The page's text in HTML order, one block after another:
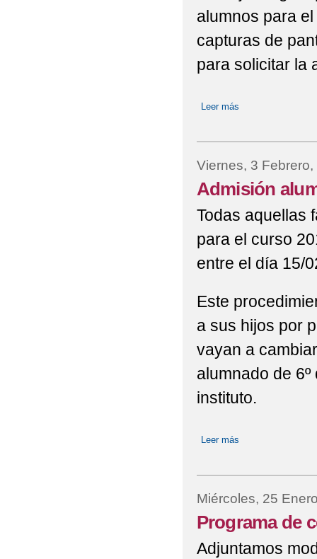
alumnos para
capturas de
para solicitar la
Leer más
Viernes, 3 Febrero,
Admisión
Todas aquellas
para el curso
entre el día 15/
Este
a sus hijos por
vayan a
alumnado de
instituto.
Leer más
Miércoles, 25
Programa de
Adjuntamos